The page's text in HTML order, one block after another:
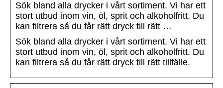
Sök bland alla drycker i vårt sortiment. Vi har ett
stort utbud inom vin, öl, sprit och alkoholfritt. Du
kan filtrera så du får rätt dryck till rätt …
Sök bland alla drycker i vårt sortiment. Vi har ett
stort utbud inom vin, öl, sprit och alkoholfritt. Du
kan filtrera så du får rätt dryck till rätt tillfälle.